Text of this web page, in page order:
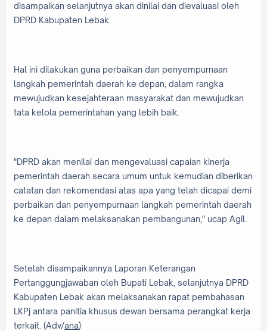
disampaikan selanjutnya akan dinilai dan dievaluasi oleh
DPRD Kabupaten Lebak.
Hal ini dilakukan guna perbaikan dan penyempurnaan
langkah pemerintah daerah ke depan, dalam rangka
mewujudkan kesejahteraan masyarakat dan mewujudkan
tata kelola pemerintahan yang lebih baik.
"DPRD akan menilai dan mengevaluasi capaian kinerja
pemerintah daerah secara umum untuk kemudian diberikan
catatan dan rekomendasi atas apa yang telah dicapai demi
perbaikan dan penyempurnaan langkah pemerintah daerah
ke depan dalam melaksanakan pembangunan," ucap Agil.
Setelah disampaikannya Laporan Keterangan
Pertanggungjawaban oleh Bupati Lebak, selanjutnya DPRD
Kabupaten Lebak akan melaksanakan rapat pembahasan
LKPj antara panitia khusus dewan bersama perangkat kerja
terkait. (Adv/ana)